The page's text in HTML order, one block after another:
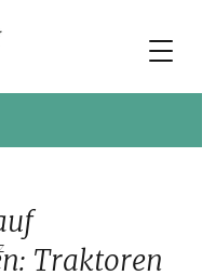
Traktoren